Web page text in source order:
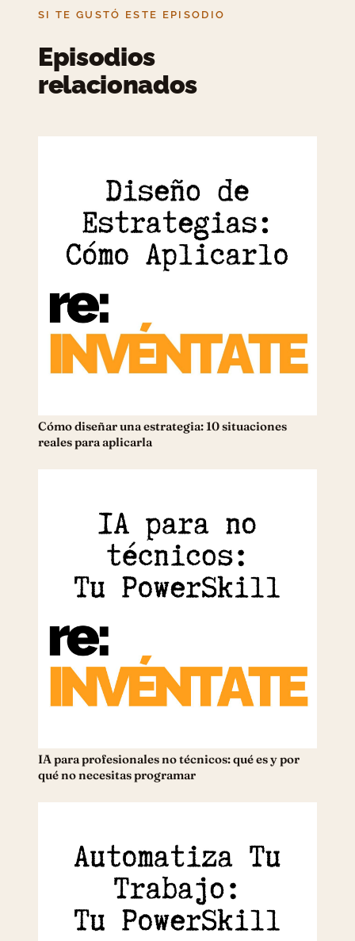
SI TE GUSTÓ ESTE EPISODIO
Episodios
relacionados
Cómo diseñar una estrategia: 10 situaciones
reales para aplicarla
IA para profesionales no técnicos: qué es y por
qué no necesitas programar